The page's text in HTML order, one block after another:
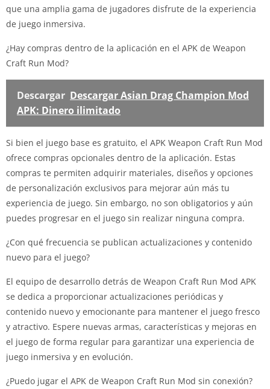
que una amplia gama de jugadores disfrute de la experiencia
de juego inmersiva.
¿Hay compras dentro de la aplicación en el APK de Weapon
Craft Run Mod?
Descargar Descargar Asian Drag Champion Mod
APK: Dinero ilimitado
Si bien el juego base es gratuito, el APK Weapon Craft Run Mod
ofrece compras opcionales dentro de la aplicación. Estas
compras te permiten adquirir materiales, diseños y opciones
de personalización exclusivos para mejorar aún más tu
experiencia de juego. Sin embargo, no son obligatorios y aún
puedes progresar en el juego sin realizar ninguna compra.
¿Con qué frecuencia se publican actualizaciones y contenido
nuevo para el juego?
El equipo de desarrollo detrás de Weapon Craft Run Mod APK
se dedica a proporcionar actualizaciones periódicas y
contenido nuevo y emocionante para mantener el juego fresco
y atractivo. Espere nuevas armas, características y mejoras en
el juego de forma regular para garantizar una experiencia de
juego inmersiva y en evolución.
¿Puedo jugar el APK de Weapon Craft Run Mod sin conexión?